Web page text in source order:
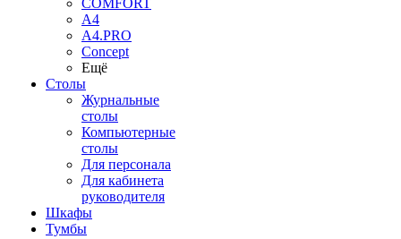
COMFORT
A4
A4.PRO
Concept
Ещё
Столы
Журнальные
столы
Компьютерные
столы
Для персонала
Для кабинета
руководителя
Шкафы
Тумбы